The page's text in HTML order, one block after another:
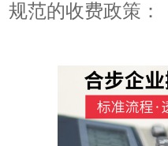
规范的收费政策：